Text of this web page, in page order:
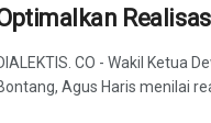
CO - Wakil Ketua
Agus Haris menilai